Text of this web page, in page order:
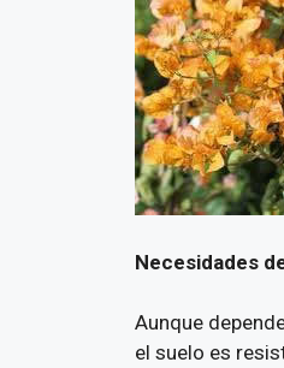
Necesidades
Aunque
el suelo es